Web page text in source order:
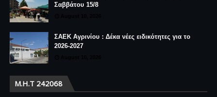
Σαββάτου 15/8
ΣΑΕΚ Αγρινίου : Δέκα νέες ειδικότητες για το
2026-2027
Μ.Η.Τ 242068